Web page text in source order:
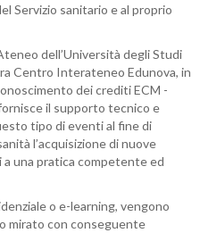
Servizio sanitario e al proprio
dell’Università degli Studi
Centro Interateneo Edunova, in
dei crediti ECM -
il supporto tecnico e
tipo di eventi al fine di
l’acquisizione di nuove
una pratica competente ed
o e-learning, vengono
mirato con conseguente